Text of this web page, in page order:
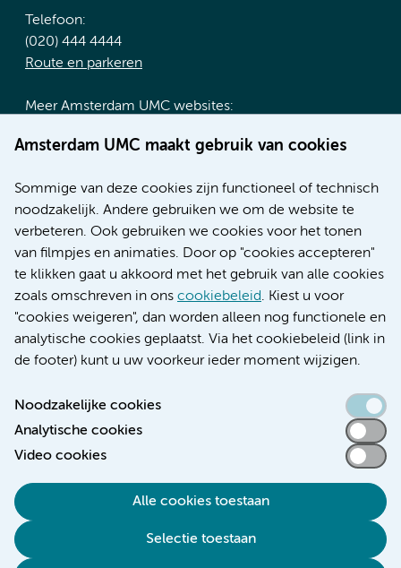
Amsterdam UMC maakt gebruik van cookies
Sommige van deze cookies zijn functioneel of technisch
noodzakelijk. Andere gebruiken we om de website te
verbeteren. Ook gebruiken we cookies voor het tonen
van filmpjes en animaties. Door op "cookies accepteren"
te klikken gaat u akkoord met het gebruik van alle cookies
zoals omschreven in ons cookiebeleid. Kiest u voor
"cookies weigeren", dan worden alleen nog functionele en
analytische cookies geplaatst. Via het cookiebeleid (link in
de footer) kunt u uw voorkeur ieder moment wijzigen.
Noodzakelijke cookies
Analytische cookies
Video cookies
Alle cookies toestaan
Selectie toestaan
Telefoon:
(020) 444 4444
Route en parkeren
Meer Amsterdam UMC websites:
Werken bij Amsterdam UMC
Nieuws
Research
Educatie locatie AMC
Educatie locatie VUmc
Verwijzen & diagnostiek
Toegankelijkheidsverklaring
Cookieverklaring